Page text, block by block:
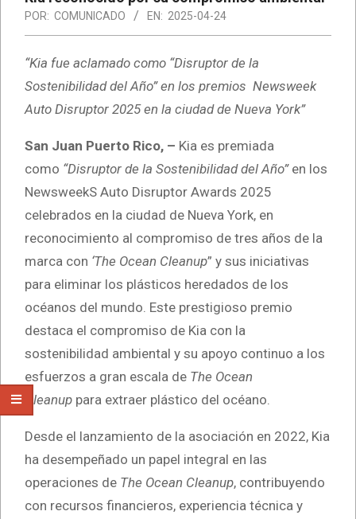
POR: COMUNICADO EN: 2025-04-24
“Kia fue aclamado como “Disruptor de la
Sostenibilidad del Año” en los premios Newsweek
Auto Disruptor 2025 en la ciudad de Nueva York”
San Juan Puerto Rico, – Kia es premiada
como “Disruptor de la Sostenibilidad del Año”en los
NewsweekS Auto Disruptor Awards 2025
celebrados en la ciudad de Nueva York, en
reconocimiento al compromiso de tres años de la
marca con ‘The Ocean Cleanup” y sus iniciativas
para eliminar los plásticos heredados de los
océanos del mundo. Este prestigioso premio
destaca el compromiso de Kia con la
sostenibilidad ambiental y su apoyo continuo a los
esfuerzos a gran escala de The Ocean
Cleanup para extraer plástico del océano.
Desde el lanzamiento de la asociación en 2022, Kia
ha desempeñado un papel integral en las
operaciones de The Ocean Cleanup, contribuyendo
con recursos financieros, experiencia técnica y